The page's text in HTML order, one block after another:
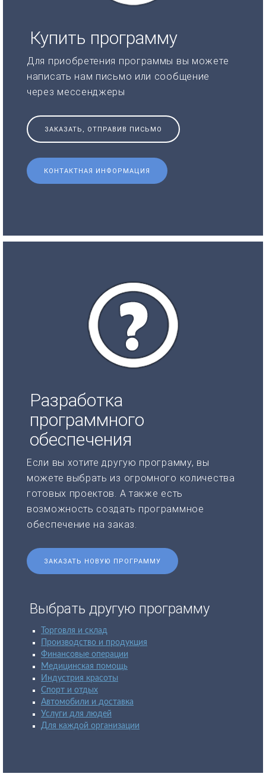
Купить программу
Для приобретения программы вы можете
написать нам письмо или сообщение
через мессенджеры
ЗАКАЗАТЬ, ОТПРАВИВ ПИСЬМО
КОНТАКТНАЯ ИНФОРМАЦИЯ
Разработка
программного
обеспечения
Если вы хотите другую программу, вы
можете выбрать из огромного количества
готовых проектов. А также есть
возможность создать программное
обеспечение на заказ.
ЗАКАЗАТЬ НОВУЮ ПРОГРАММУ
Выбрать другую программу
Торговля и склад
Производство и продукция
Финансовые операции
Медицинская помощь
Индустрия красоты
Спорт и отдых
Автомобили и доставка
Услуги для людей
Для каждой организации